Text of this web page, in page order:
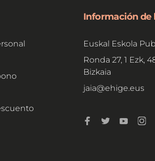
Información de
Euskal Eskola
Ronda 27, 1 Ezk,
Bizkaia
jaia@ehige.eus